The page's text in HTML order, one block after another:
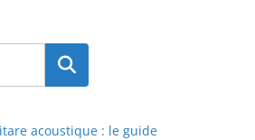
Rechercher
acoustique : le guide